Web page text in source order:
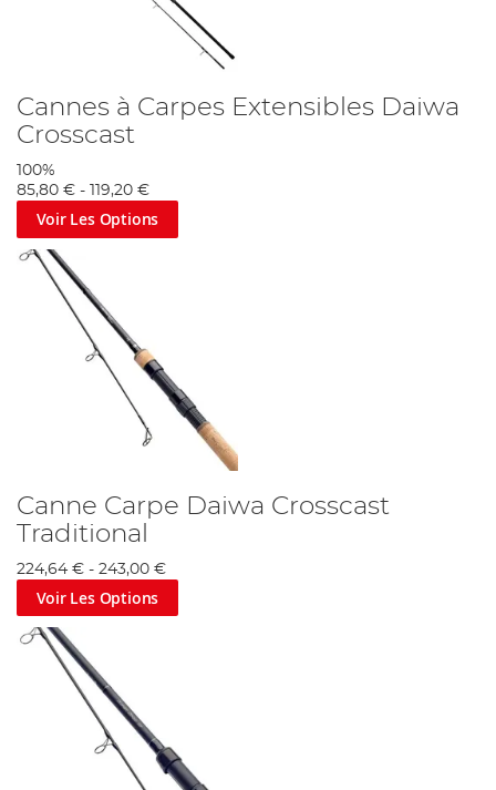
Cannes à Carpes Extensibles Daiwa
Crosscast
100%
85,80 € - 119,20 €
Voir Les Options
Canne Carpe Daiwa Crosscast
Traditional
224,64 € - 243,00 €
Voir Les Options